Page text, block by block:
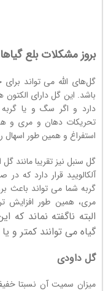
بروز مشکلات بلع
گل‌های الله می تواند
باشد. این گل دارای الکتون
دارد و اگر سگ و یا
تحریکات دهان و مری و
استفراغ و همین طور اسهال
گل سنبل نیز تقریبا مانند
آلکالویید قرار دارد
گربه شما می تواند باعث
مری، همین طور افزایش
البته ناگفته نماند که
گیاه می توانند کمتر و
گل داودی
میزان سمیت آن نسبتا